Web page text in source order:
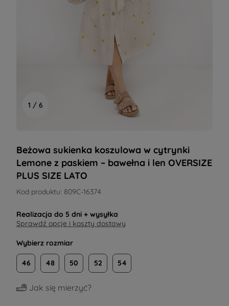
1 / 6
Beżowa sukienka koszulowa w cytrynki
Lemone z paskiem – bawełna i len OVERSIZE
PLUS SIZE LATO
Kod produktu: 809C-16374
Realizacja do 5 dni + wysyłka
Sprawdź opcje i koszty dostawy
Wybierz rozmiar
46 48 50 52 54
Jak się mierzyć?